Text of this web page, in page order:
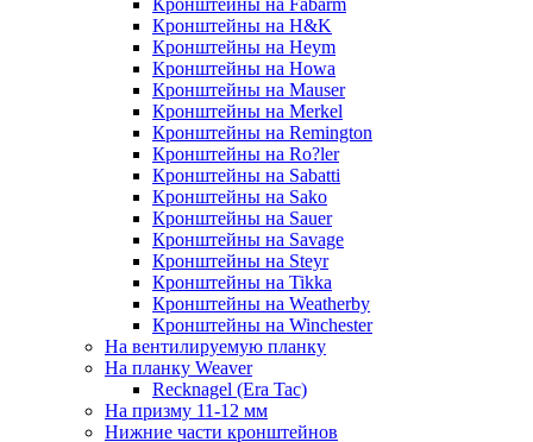
Кронштейны на Fabarm
Кронштейны на H&K
Кронштейны на Heym
Кронштейны на Howa
Кронштейны на Mauser
Кронштейны на Merkel
Кронштейны на Remington
Кронштейны на Ro?ler
Кронштейны на Sabatti
Кронштейны на Sako
Кронштейны на Sauer
Кронштейны на Savage
Кронштейны на Steyr
Кронштейны на Tikka
Кронштейны на Weatherby
Кронштейны на Winchester
На вентилируемую планку
На планку Weaver
Recknagel (Era Tac)
На призму 11-12 мм
Нижние части кронштейнов